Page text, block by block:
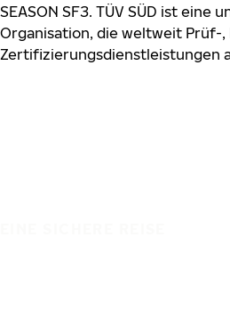
SEASON SF3. TÜV SÜD ist eine
Organisation, die weltweit Prüf-
Zertifizierungsdienstleistungen